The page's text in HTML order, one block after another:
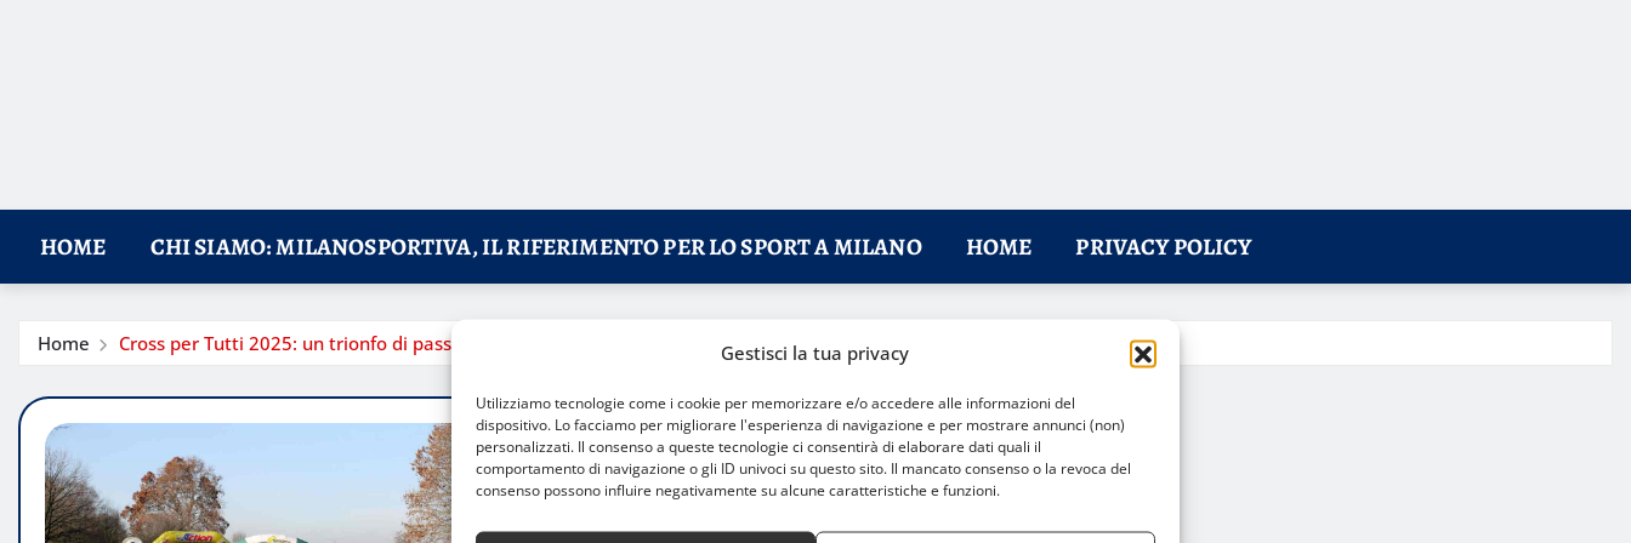
Gestisci la tua privacy
Utilizziamo tecnologie come i cookie per memorizzare e/o accedere alle informazioni del
dispositivo. Lo facciamo per migliorare l'esperienza di navigazione e per mostrare annunci (non)
personalizzati. Il consenso a queste tecnologie ci consentirà di elaborare dati quali il
comportamento di navigazione o gli ID univoci su questo sito. Il mancato consenso o la revoca del
consenso possono influire negativamente su alcune caratteristiche e funzioni.
HOME CHI SIAMO: MILANOSPORTIVA, IL RIFERIMENTO PER LO SPORT A MILANO HOME PRIVACY POLICY
Home Cross per Tutti 2025: un trionfo di passione e competizione nei boschi lombardi